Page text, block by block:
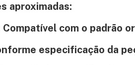
aproximadas:
Compatível com o padrão
especificação da